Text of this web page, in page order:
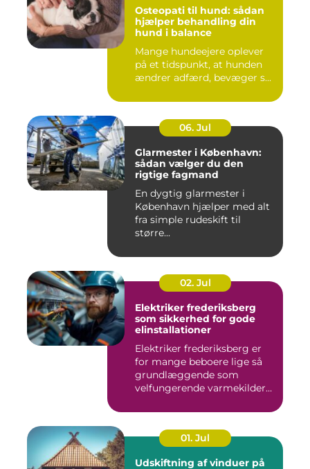
Osteopati til hund: sådan
hjælper behandling din
hund i balance
Mange hundeejere oplever
på et tidspunkt, at hunden
ændrer adfærd, bevæger s...
06. Jul
Glarmester i København:
sådan vælger du den
rigtige fagmand
En dygtig glarmester i
København hjælper med alt
fra simple rudeskift til
større...
02. Jul
Elektriker frederiksberg
som sikkerhed for gode
elinstallationer
Elektriker frederiksberg er
for mange beboere lige så
grundlæggende som
velfungerende varmekilder
01. Jul
Udskiftning af vinduer på